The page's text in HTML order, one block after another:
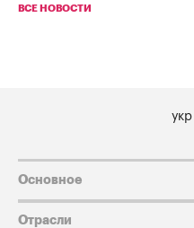
ВСЕ НОВОСТИ
укр
Основное
Отрасли